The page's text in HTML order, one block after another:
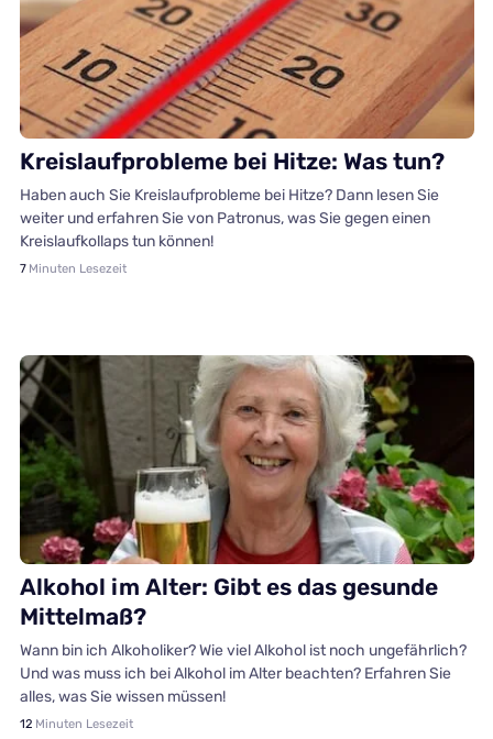
Hausnotruf
Kreislaufprobleme bei Hitze: Was tun?
Haben auch Sie Kreislaufprobleme bei Hitze? Dann lesen Sie
weiter und erfahren Sie von Patronus, was Sie gegen einen
Kreislaufkollaps tun können!
7 Minuten Lesezeit
Gesundheit
Alkohol im Alter: Gibt es das gesunde
Mittelmaß?
Wann bin ich Alkoholiker? Wie viel Alkohol ist noch ungefährlich?
Und was muss ich bei Alkohol im Alter beachten? Erfahren Sie
alles, was Sie wissen müssen!
12 Minuten Lesezeit